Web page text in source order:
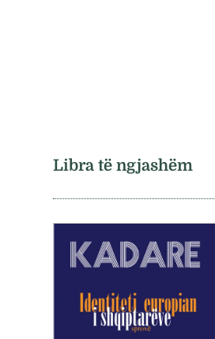
Libra të ngjashëm